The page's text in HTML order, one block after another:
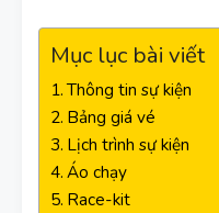
Mục lục bài viết
Thông tin sự kiện
Bảng giá vé
Lịch trình sự kiện
Áo chạy
Race-kit